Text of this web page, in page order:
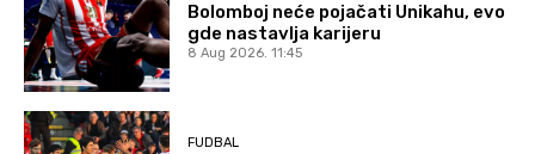
Bolomboj neće pojačati Unikahu, evo
gde nastavlja karijeru
8 Aug 2026. 11:45
FUDBAL